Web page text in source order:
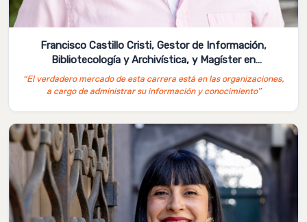
Francisco Castillo Cristi, Gestor de Información,
Bibliotecología y Archivística, y Magíster en
Administración de Empresas UAH
“El verdadero mercado de esta carrera está en las organizaciones,
a cargo de administrar su información y conocimiento”